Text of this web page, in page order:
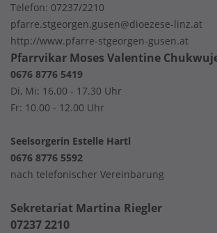
Telefon: 07237/2210
pfarre.stgeorgen.gusen@dioezese-linz.at
http://www.pfarre-stgeorgen-gusen.at
Pfarrvikar Moses Valentine
0676 8776 5419
Di, Mi: 16.00 - 17.30 Uhr
Fr: 10.00 - 12.00 Uhr
Seelsorgerin Estelle Hartl
0676 8776 5592
nach telefonischer Vereinbarung
Sekretariat Martina Riegler
07237 2210